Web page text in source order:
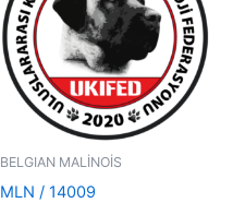
BELGIAN MALİNOİS
MLN / 14009